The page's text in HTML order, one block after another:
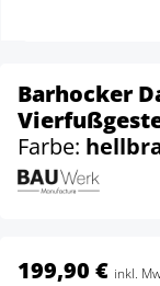
Barhocker
Farbe:
199,90 € inkl.